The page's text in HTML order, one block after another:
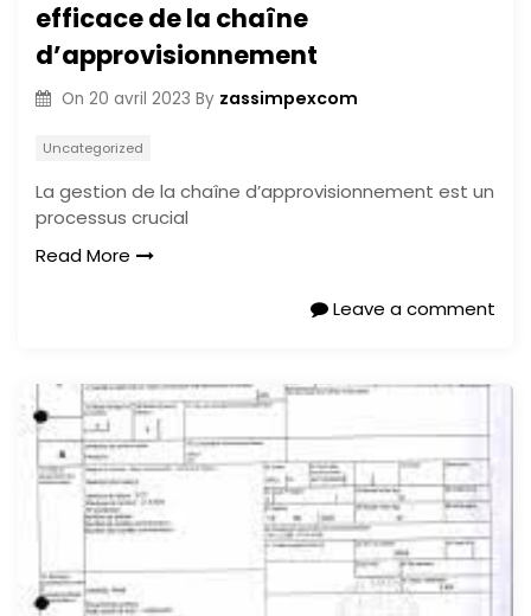
efficace de la chaîne
d’approvisionnement
On 20 avril 2023 By zassimpexcom
Uncategorized
La gestion de la chaîne d’approvisionnement est un
processus crucial
Read More
Leave a comment